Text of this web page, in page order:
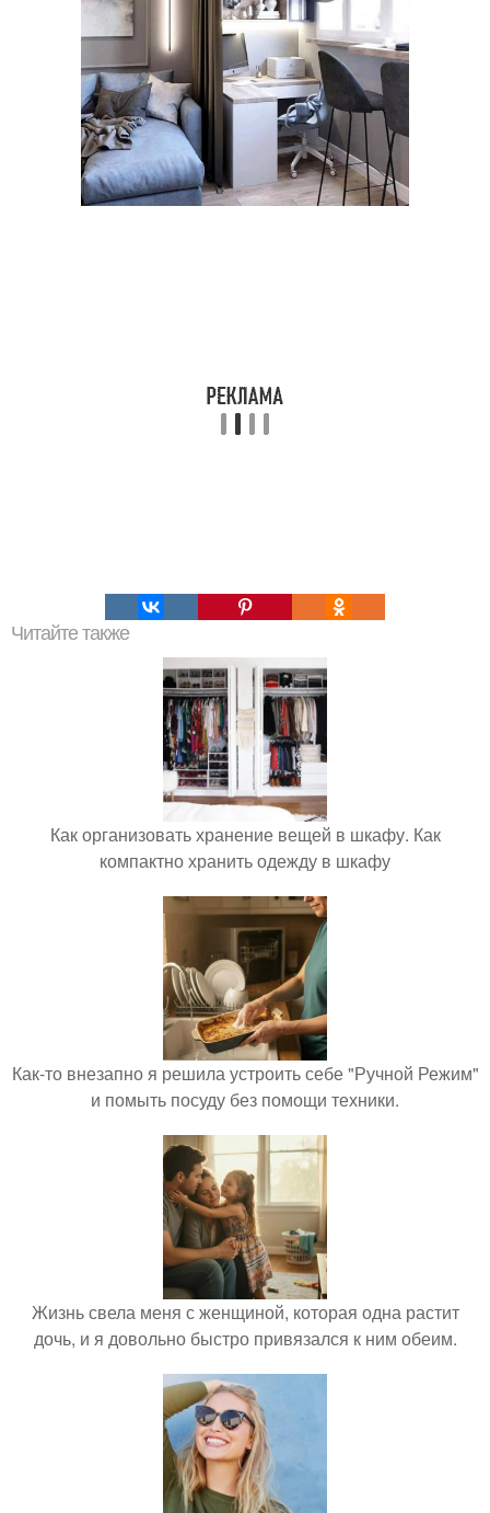
Читайте также
Как организовать хранение вещей в шкафу. Как
компактно хранить одежду в шкафу
Как-то внезапно я решила устроить себе "Ручной Режим"
и помыть посуду без помощи техники.
Жизнь свела меня с женщиной, которая одна растит
дочь, и я довольно быстро привязался к ним обеим.